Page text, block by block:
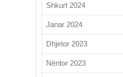
Shkurt 2024
Janar 2024
Dhjetor 2023
Nëntor 2023